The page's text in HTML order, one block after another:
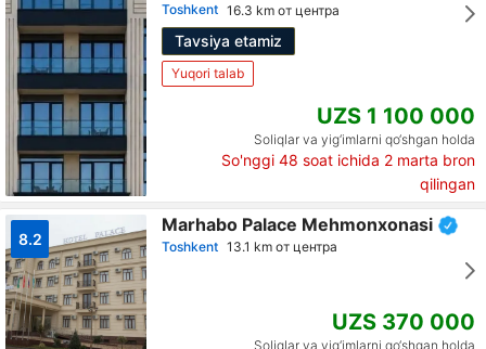
Toshkent 16.3 km от центра
Tavsiya etamiz
Yuqori talab
UZS 1 100 000
Soliqlar va yig‘imlarni qo‘shgan holda
So'nggi 48 soat ichida 2 marta bron
qilingan
8.2
Marhabo Palace Mehmonxonasi
Toshkent 13.1 km от центра
UZS 370 000
Soliqlar va yig‘imlarni qo‘shgan holda